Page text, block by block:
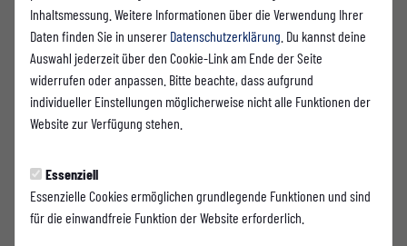
Inhaltsmessung. Weitere Informationen über die Verwendung Ihrer
Daten finden Sie in unserer Datenschutzerklärung . Du kannst deine
Auswahl jederzeit über den Cookie-Link am Ende der Seite
widerrufen oder anpassen. Bitte beachte, dass aufgrund
individueller Einstellungen möglicherweise nicht alle Funktionen der
Website zur Verfügung stehen.
Essenziell
Essenzielle Cookies ermöglichen grundlegende Funktionen und sind
für die einwandfreie Funktion der Website erforderlich.
Verbindung zu den Servern von fussball.de auf. Mehr
Informationen kannst du unserer Datenschutzerklärung
entnehmen.
Inhalte laden